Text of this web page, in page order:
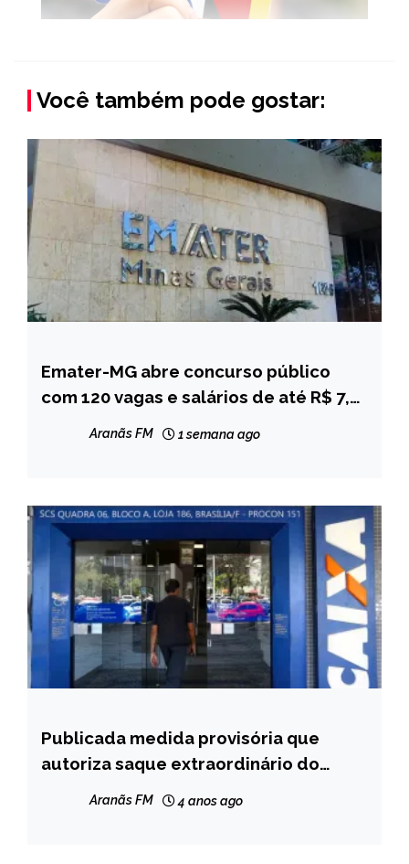
Você também pode gostar:
MINAS
GERAIS
NOTÍCIAS
Emater-MG abre concurso público
com 120 vagas e salários de até R$ 7,3
Aranãs FM 1 semana ago
BRASIL
NOTÍCIAS
Publicada medida provisória que
autoriza saque extraordinário do
Aranãs FM 4 anos ago